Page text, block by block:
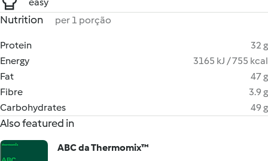
Nutrition per 1 porção
Protein
32 g
Energy
3165 kJ / 755 kcal
Fat
47 g
Fibre
3.9 g
Carbohydrates
49 g
Also featured in
ABC da Thermomix™